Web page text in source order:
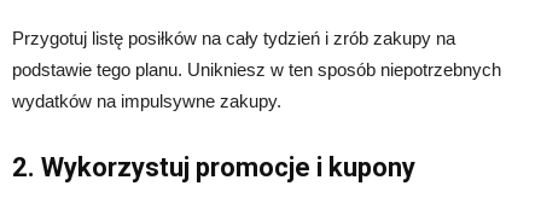
Przygotuj listę posiłków na cały tydzień i zrób zakupy na
podstawie tego planu. Unikniesz w ten sposób niepotrzebnych
wydatków na impulsywne zakupy.
2. Wykorzystuj promocje i kupony